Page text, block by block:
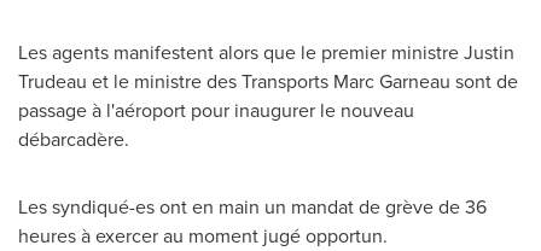
Les agents manifestent alors que le premier ministreJustin
Trudeau et le ministre des Transports Marc Garneau sont de
passage à l'aéroport pour inaugurer le nouveau
débarcadère.
Les syndiqué-es ont en main un mandat de grève de 36
heures à exercer au moment jugé opportun.